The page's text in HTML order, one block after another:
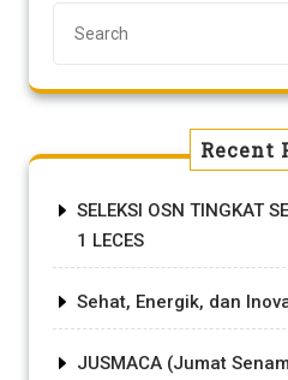
Recent
SELEKSI OSN TINGKAT
1 LECES
Sehat, Energik, dan
JUSMACA (Jumat